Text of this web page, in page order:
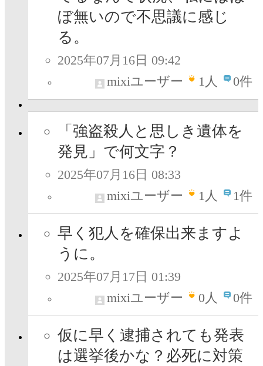
ぼ無いので不思議に感じ
る。
2025年07月16日 09:42
mixiユーザー
1人 0件
「強盗殺人と思しき遺体を
発見」で何文字？
2025年07月16日 08:33
mixiユーザー
1人 1件
早く犯人を確保出来ますよ
うに。
2025年07月17日 01:39
mixiユーザー
0人 0件
仮に早く逮捕されても発表
は選挙後かな？必死に対策